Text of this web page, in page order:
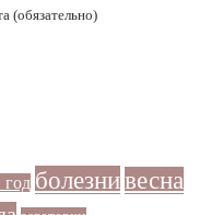
(обязательно)
болезнивесна